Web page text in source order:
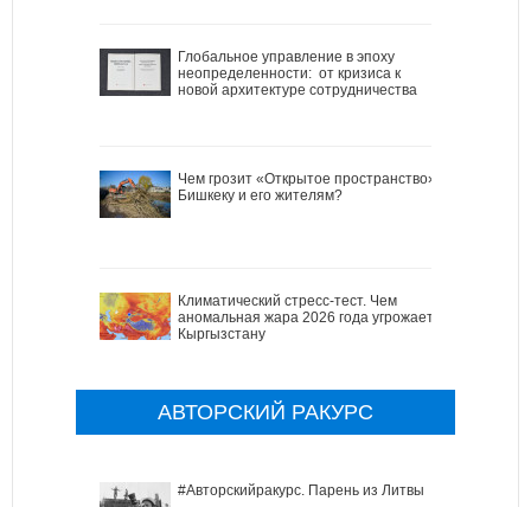
Глобальное управление в эпоху
неопределенности: от кризиса к
новой архитектуре сотрудничества
Чем грозит «Открытое пространство»
Бишкеку и его жителям?
Климатический стресс-тест. Чем
аномальная жара 2026 года угрожает
Кыргызстану
АВТОРСКИЙ РАКУРС
#Авторскийракурс. Парень из Литвы